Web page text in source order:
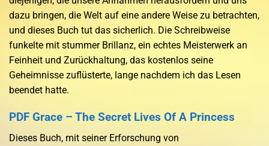
dazu bringen, die Welt auf eine andere Weise zu betrachten,
und dieses Buch tut das sicherlich. Die Schreibweise
funkelte mit stummer Brillanz, ein echtes Meisterwerk an
Feinheit und Zurückhaltung, das kostenlos seine
Geheimnisse zuflüsterte, lange nachdem ich das Lesen
beendet hatte.
PDF Grace – The Secret Lives Of A Princess
Dieses Buch, mit seiner Erforschung von